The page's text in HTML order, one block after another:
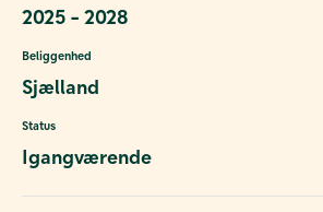
2025 - 2028
Beliggenhed
Sjælland
Status
Igangværende